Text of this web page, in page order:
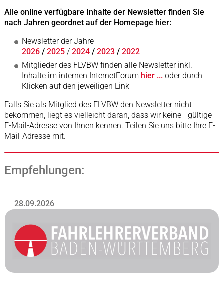
Alle online verfügbare Inhalte der Newsletter finden Sie
nach Jahren geordnet auf der Homepage hier:
Newsletter der Jahre
2026/ 2025 / 2024 / 2023 / 2022
Mitglieder des FLVBW finden alle Newsletter inkl.
Inhalte im internen InternetForum hier ...oder durch
Klicken auf den jeweiligen Link
Falls Sie als Mitglied des FLVBW den Newsletter nicht
bekommen, liegt es vielleicht daran, dass wir keine - gültige -
E-Mail-Adresse von Ihnen kennen. Teilen Sie uns bitte Ihre E-
Mail-Adresse mit.
Empfehlungen:
28.09.2026